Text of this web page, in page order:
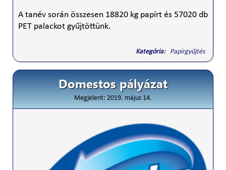
A tanév során összesen 18820 kg papírt és 57020 db
PET palackot gyűjtöttünk.
Kategória: Papírgyűjtés
Domestos pályázat
Megjelent: 2019. május 14.